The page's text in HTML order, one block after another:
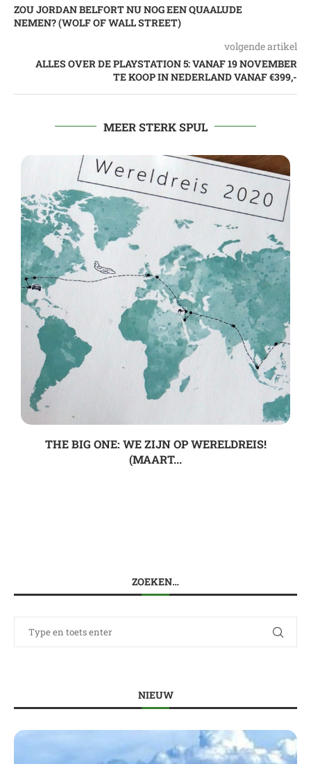
ZOU JORDAN BELFORT NU NOG EEN QUAALUDE
NEMEN? (WOLF OF WALL STREET)
volgende artikel
ALLES OVER DE PLAYSTATION 5: VANAF 19 NOVEMBER
TE KOOP IN NEDERLAND VANAF €399,-
MEER STERK SPUL
THE BIG ONE: WE ZIJN OP WERELDREIS!
(MAART...
ZOEKEN…
NIEUW